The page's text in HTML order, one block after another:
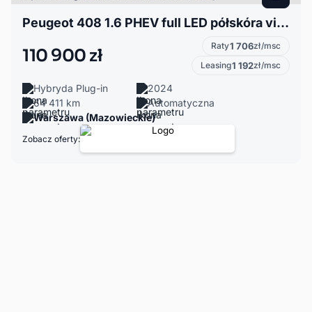
Peugeot 408 1.6 PHEV full LED półskóra virtual cocpit navi grzane fotele kamera i czuj
110 900 zł Raty1 706zł/msc
Leasing1 192zł/msc
Hybryda Plug-in
2024
64 411 km
Automatyczna
Warszawa (Mazowieckie)
Zobacz oferty: